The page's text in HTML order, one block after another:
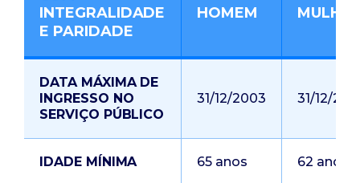
INTEGRALIDADE
E PARIDADE
HOMEM
DATA MÁXIMA DE
INGRESSO NO
SERVIÇO PÚBLICO
31/12/2003 31/12/
IDADE MÍNIMA 65 anos 62 anos